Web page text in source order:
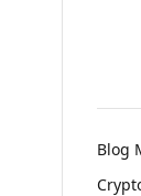
Blog